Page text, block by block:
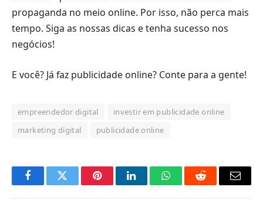
propaganda no meio online. Por isso, não perca mais
tempo. Siga as nossas dicas e tenha sucesso nos
negócios!
E você? Já faz publicidade online? Conte para a gente!
empreendedor digital
investir em publicidade online
marketing digital
publicidade online
FacebookTwitter PinterestLinkedInO
Reddit
E-